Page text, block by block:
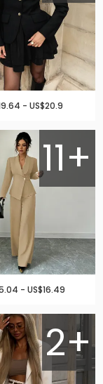
- US$20.9
11+
- US$16.49
2+